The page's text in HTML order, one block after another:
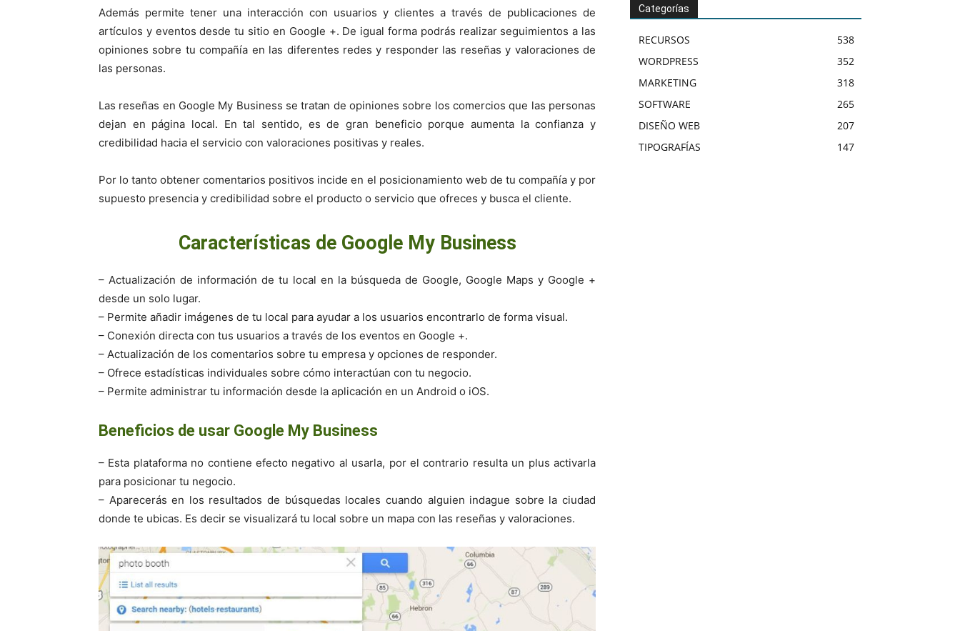
Además permite tener una interacción con usuarios y clientes a través de publicaciones de
artículos y eventos desde tu sitio en Google +. De igual forma podrás realizar seguimientos a las
opiniones sobre tu compañía en las diferentes redes y responder las reseñas y valoraciones de
las personas.
Las reseñas en Google My Business se tratan de opiniones sobre los comercios que las personas
dejan en página local. En tal sentido, es de gran beneficio porque aumenta la confianza y
credibilidad hacia el servicio con valoraciones positivas y reales.
Por lo tanto obtener comentarios positivos incide en el posicionamiento web de tu compañía y por
supuesto presencia y credibilidad sobre el producto o servicio que ofreces y busca el cliente.
Características de Google My Business
– Actualización de información de tu local en la búsqueda de Google, Google Maps y Google +
desde un solo lugar.
– Permite añadir imágenes de tu local para ayudar a los usuarios encontrarlo de forma visual.
– Conexión directa con tus usuarios a través de los eventos en Google +.
– Actualización de los comentarios sobre tu empresa y opciones de responder.
– Ofrece estadísticas individuales sobre cómo interactúan con tu negocio.
– Permite administrar tu información desde la aplicación en un Android o iOS.
Beneficios de usar Google My Business
– Esta plataforma no contiene efecto negativo al usarla, por el contrario resulta un plus activarla
para posicionar tu negocio.
– Aparecerás en los resultados de búsquedas locales cuando alguien indague sobre la ciudad
donde te ubicas. Es decir se visualizará tu local sobre un mapa con las reseñas y valoraciones.
Categorías
RECURSOS
538
WORDPRESS
352
MARKETING
318
SOFTWARE
265
DISEÑO WEB
207
TIPOGRAFÍAS
147